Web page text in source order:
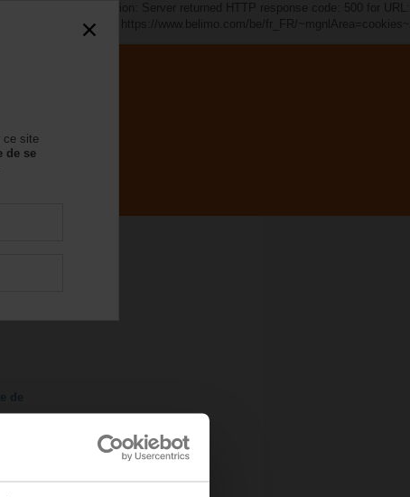
java.io.IOException: Server returned HTTP response code: 500 for URL:
https://www.belimo.com/be/fr_FR/~mgnlArea=cookies~
ce site
de se